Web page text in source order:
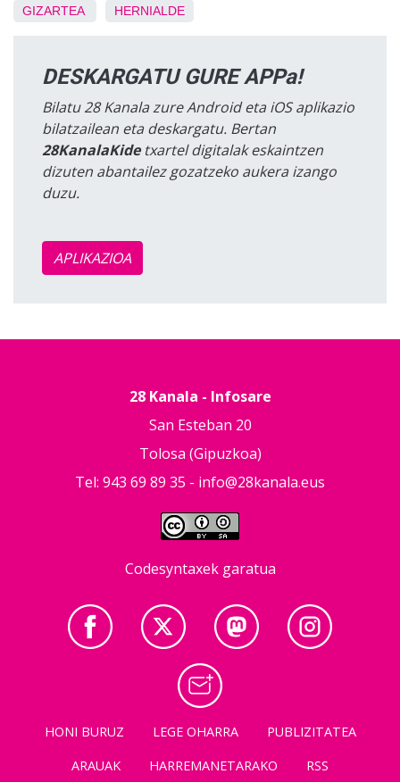
GIZARTEA HERNIALDE
DESKARGATU GURE APPa!
Bilatu 28 Kanala zure Android eta iOS aplikazio
bilatzailean eta deskargatu. Bertan
28KanalaKidetxartel digitalak eskaintzen
dizuten abantailez gozatzeko aukera izango
duzu.
APLIKAZIOA
28 Kanala - Infosare
San Esteban 20
Tolosa (Gipuzkoa)
Tel: 943 69 89 35 - info@28kanala.eus
Codesyntaxek garatua
HONI BURUZ LEGE OHARRA
PUBLIZITATEA
ARAUAK
HARREMANETARAKO RSS